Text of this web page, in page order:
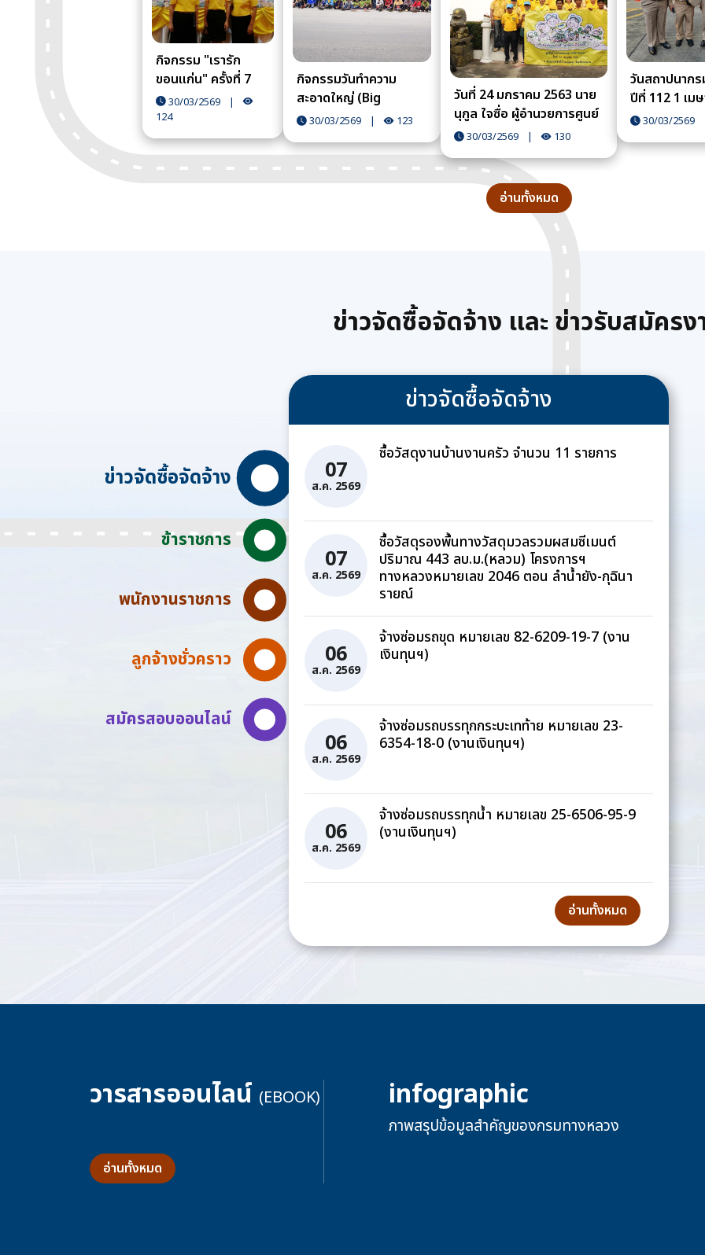
กิจกรรม "เรารัก
ขอนแก่น" ครั้งที่ 7
ประจำปี 2562
30/03/2569
|
124
กิจกรรมวันทำความ
สะอาดใหญ่ (Big
Cleaning Day)
30/03/2569 | 123
วันที่ 24 มกราคม 2563 นาย
นุกูล ใจซื่อ ผู้อำนวยการศูนย์
สร้างทางขอนแก่น นำเจ้าหน้า
ประสิทธิ์ จังหวัดขอนแก่น
30/03/2569 | 130
วันสถาปนาก
ปีที่ 112 1 เม
30/03/2569
อ่านทั้งหมด
ข่าวจัดซื้อจัดจ้าง และ ข่าวรับสมัครง
ข่าวจัดซื้อจัดจ้าง
ข้าราชการ
พนักงานราชการ
ลูกจ้างชั่วคราว
สมัครสอบออนไลน์
ข่าวจัดซื้อจัดจ้าง
07
ส.ค. 2569
ซื้อวัสดุงานบ้านงานครัว จำนวน 11 รายการ
07
ส.ค. 2569
ซื้อวัสดุรองพื้นทางวัสดุมวลรวมผสมซีเมนต์
ปริมาณ 443 ลบ.ม.(หลวม) โครงการฯ
ทางหลวงหมายเลข 2046 ตอน ลำน้ำยัง-กุฉินา
รายณ์
06
ส.ค. 2569
จ้างซ่อมรถขุด หมายเลข 82-6209-19-7 (งาน
เงินทุนฯ)
06
ส.ค. 2569
จ้างซ่อมรถบรรทุกกระบะเทท้าย หมายเลข 23-
6354-18-0 (งานเงินทุนฯ)
06
ส.ค. 2569
จ้างซ่อมรถบรรทุกน้ำ หมายเลข 25-6506-95-9
(งานเงินทุนฯ)
อ่านทั้งหมด
วารสารออนไลน์ (EBOOK)
อ่านทั้งหมด
infographic
ภาพสรุปข้อมูลสำคัญของกรมทางหลวง